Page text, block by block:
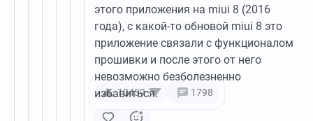
10439 1798
этого приложения на miui 8 (2016
года), с какой-то обновой miui 8 это
приложение связали с функционалом
прошивки и после этого от него
невозможно безболезненно
избавиться.